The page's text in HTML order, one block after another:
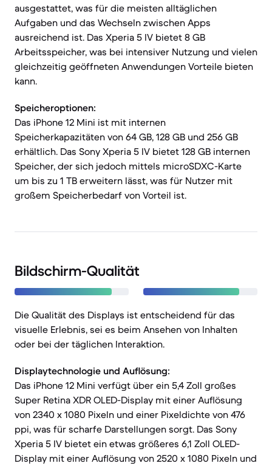
ausgestattet, was für die meisten alltäglichen
Aufgaben und das Wechseln zwischen Apps
ausreichend ist. Das Xperia 5 IV bietet 8 GB
Arbeitsspeicher, was bei intensiver Nutzung und vielen
gleichzeitig geöffneten Anwendungen Vorteile bieten
kann.
Speicheroptionen:
Das iPhone 12 Mini ist mit internen
Speicherkapazitäten von 64 GB, 128 GB und 256 GB
erhältlich. Das Sony Xperia 5 IV bietet 128 GB internen
Speicher, der sich jedoch mittels microSDXC-Karte
um bis zu 1 TB erweitern lässt, was für Nutzer mit
großem Speicherbedarf von Vorteil ist.
Bildschirm-Qualität
Die Qualität des Displays ist entscheidend für das
visuelle Erlebnis, sei es beim Ansehen von Inhalten
oder bei der täglichen Interaktion.
Displaytechnologie und Auflösung:
Das iPhone 12 Mini verfügt über ein 5,4 Zoll großes
Super Retina XDR OLED-Display mit einer Auflösung
von 2340 x 1080 Pixeln und einer Pixeldichte von 476
ppi, was für scharfe Darstellungen sorgt. Das Sony
Xperia 5 IV bietet ein etwas größeres 6,1 Zoll OLED-
Display mit einer Auflösung von 2520 x 1080 Pixeln und